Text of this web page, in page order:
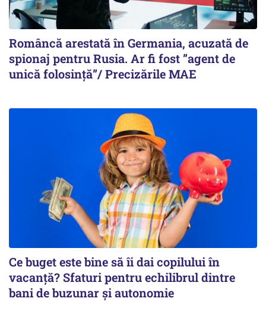
Româncă arestată în Germania, acuzată de
spionaj pentru Rusia. Ar fi fost ”agent de
unică folosință”/ Precizările MAE
Ce buget este bine să îi dai copilului în
vacanță? Sfaturi pentru echilibrul dintre
bani de buzunar și autonomie